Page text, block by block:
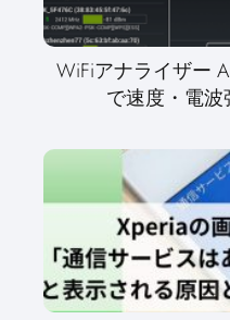
WiFiアナライザー
で速度・電波